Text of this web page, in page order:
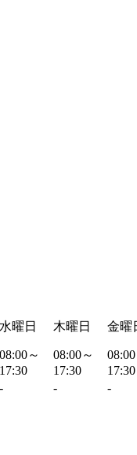
水曜日 木曜日 金曜
08:00～
17:30
08:00～
17:30
08:00
17:30
- - -